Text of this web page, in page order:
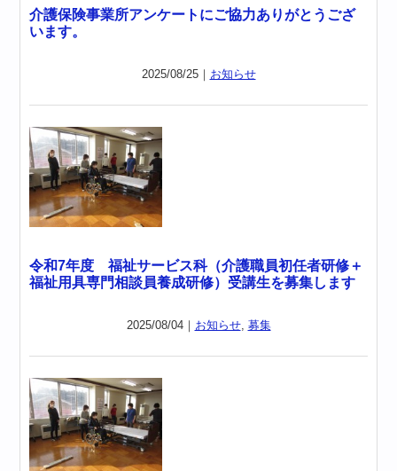
介護保険事業所アンケートにご協力ありがとうござ
います。
2025/08/25｜ お知らせ
令和7年度 福祉サービス科（介護職員初任者研修＋
福祉用具専門相談員養成研修）受講生を募集します
2025/08/04｜ お知らせ, 募集